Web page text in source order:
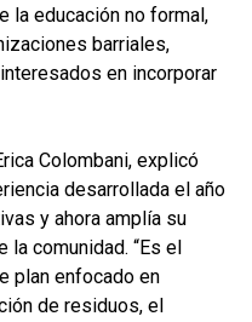
la educación no formal,
barriales,
en incorporar
Colombani, explicó
desarrollada el año
y ahora amplía su
comunidad. “Es el
plan enfocado en
de residuos, el